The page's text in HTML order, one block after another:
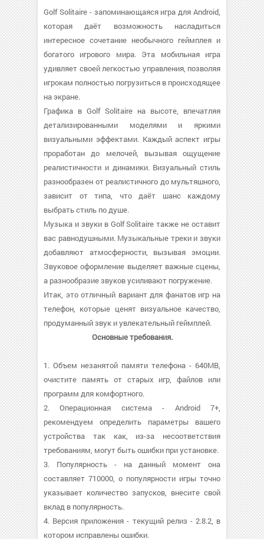
Golf Solitaire - запоминающаяся игра для Android,
которая даёт возможность насладиться
интересное сочетание необычного геймплея и
богатого игрового мира. Эта мобильная игра
удивляет своей легкостью управления, позволяя
игрокам полностью погрузиться в происходящее
на экране.
Графика в Golf Solitaire на высоте, впечатляя
детализированными моделями и яркими
визуальными эффектами. Каждый аспект игры
проработан до мелочей, вызывая ощущение
реалистичности и динамики. Визуальный стиль
разнообразен от реалистичного до мультяшного,
зависит от типа, что даёт шанс каждому
выбрать стиль по душе.
Музыка и звуки в Golf Solitaire также не оставит
вас равнодушными. Музыкальные треки и звуки
добавляют атмосферности, вызывая эмоции.
Звуковое оформление выделяет важные сцены,
а разнообразие звуков усиливают погружение.
Итак, это отличный вариант для фанатов игр на
телефон, которые ценят визуальное качество,
продуманный звук и увлекательный геймплей.
Основные требования.
1. Объем незанятой памяти телефона - 640MB,
очистите память от старых игр, файлов или
программ для комфортного.
2. Операционная система - Android 7+,
рекомендуем определить параметры вашего
устройства так как, из-за несоответствия
требованиям, могут быть ошибки при установке.
3. Популярность - на данный момент она
составляет 710000, о популярности игры точно
указывает количество запусков, внесите свой
вклад в популярность.
4. Версия приложения - текущий релиз - 2.8.2, в
котором исправлены ошибки.